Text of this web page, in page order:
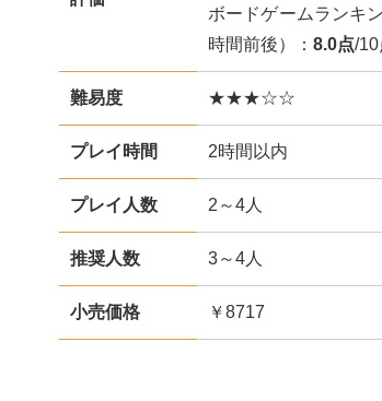
ボードゲームランキ
時間前後）： 8.0点/10
難易度 ★★★☆☆
プレイ時間 2時間以内
プレイ人数 2～4人
推奨人数 3～4人
小売価格 ￥8717